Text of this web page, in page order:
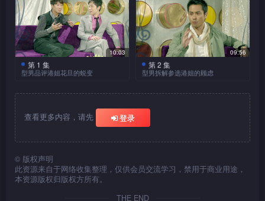
10:03
第 1 集
型男品评港姐花旦的蜕变
颖、马浚伟、马国明、洪天明
逐一品评曾与他们合作的香港
子珊等，并见证她们由港姐晋
升为一线花旦的成长蜕变。他
们一致认同港姐训练有利于娱
乐圏发展，而嘉颖认为由港姐
09:56
第 2 集
型男拆解参选港姐的顾虑
断学习和坚持求变，令曾与她
们合作的四位型男主持深感佩
姐的顾虑。面对传媒追访、负
未能晋身三甲，无阻日后星途
查看更多内容，请先 登录
© 版权声明
此资源来自于网络收集整理，仅供会员交流学习，禁用于商业用途，
本资源版权归版权方所有。
THE END